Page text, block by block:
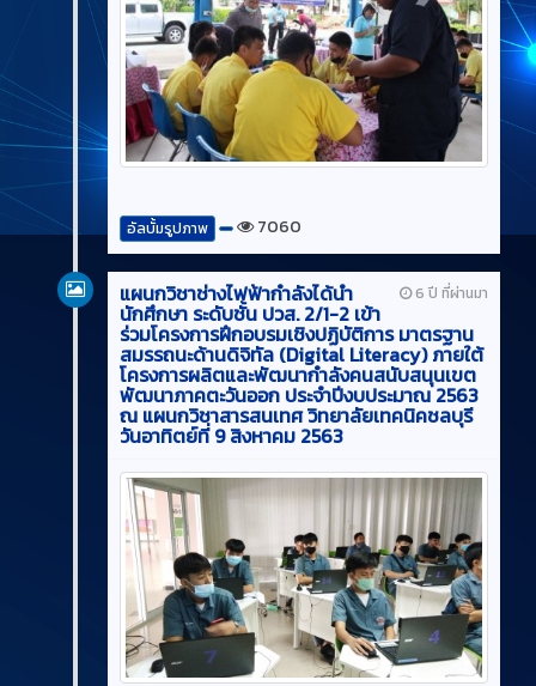
อัลบั้มรูปภาพ 7060
6 ปี ที่ผ่านมา
แผนกวิชาช่างไฟฟ้ากำลังได้นำ
นักศึกษา ระดับชั้น ปวส. 2/1-2 เข้า
ร่วมโครงการฝึกอบรมเชิงปฏิบัติการ มาตรฐาน
สมรรถนะด้านดิจิทัล (Digital Literacy) ภายใต้
โครงการผลิตและพัฒนากำลังคนสนับสนุนเขต
พัฒนาภาคตะวันออก ประจำปีงบประมาณ 2563
ณ แผนกวิชาสารสนเทศ วิทยาลัยเทคนิคชลบุรี
วันอาทิตย์ที่ 9 สิงหาคม 2563